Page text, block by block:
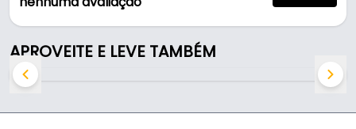
Características:
- Marca: Mtx
- Modelo: 708109
- Linha: Golden Line
- Material: Aço / Widea
APROVEITE E LEVE TAMBÉM